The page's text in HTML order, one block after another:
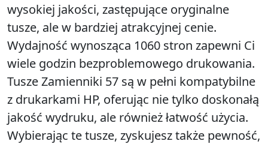
wysokiej jakości, zastępujące oryginalne
tusze, ale w bardziej atrakcyjnej cenie.
Wydajność wynosząca 1060 stron zapewni Ci
wiele godzin bezproblemowego drukowania.
Tusze Zamienniki 57 są w pełni kompatybilne
z drukarkami HP, oferując nie tylko doskonałą
jakość wydruku, ale również łatwość użycia.
Wybierając te tusze, zyskujesz także pewność,